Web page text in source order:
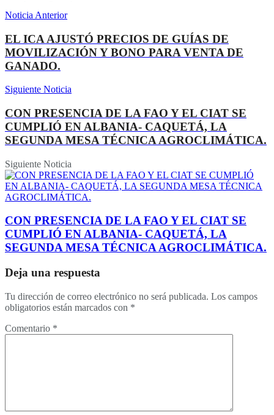
Noticia Anterior
EL ICA AJUSTÓ PRECIOS DE GUÍAS DE
MOVILIZACIÓN Y BONO PARA VENTA DE
GANADO.
Siguiente Noticia
CON PRESENCIA DE LA FAO Y EL CIAT SE
CUMPLIÓ EN ALBANIA- CAQUETÁ, LA
SEGUNDA MESA TÉCNICA AGROCLIMÁTICA.
Siguiente Noticia
CON PRESENCIA DE LA FAO Y EL CIAT SE
CUMPLIÓ EN ALBANIA- CAQUETÁ, LA
SEGUNDA MESA TÉCNICA AGROCLIMÁTICA.
Deja una respuesta
Tu dirección de correo electrónico no será publicada. Los campos
obligatorios están marcados con *
Comentario *